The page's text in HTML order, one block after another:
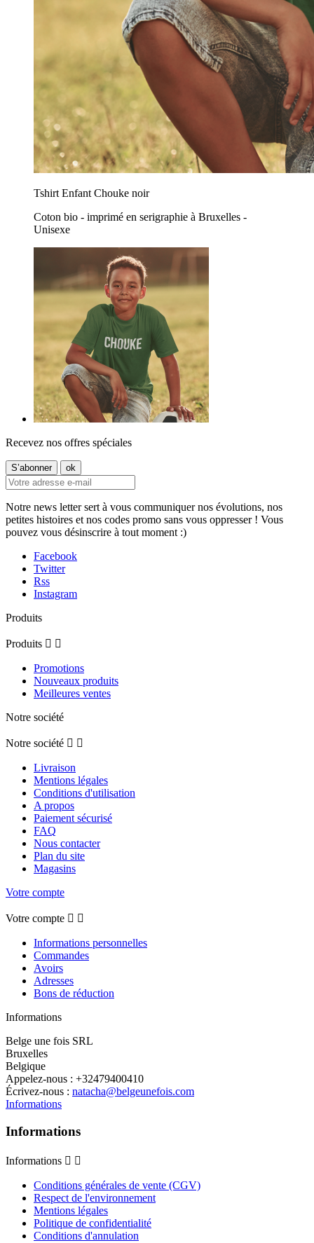
Tshirt Enfant Chouke noir
Coton bio - imprimé en serigraphie à Bruxelles -
Unisexe
Recevez nos offres spéciales
Notre news letter sert à vous communiquer nos évolutions, nos
petites histoires et nos codes promo sans vous oppresser ! Vous
pouvez vous désinscrire à tout moment :)
Facebook
Twitter
Rss
Instagram
Produits
Produits  
Promotions
Nouveaux produits
Meilleures ventes
Notre société
Notre société  
Livraison
Mentions légales
Conditions d'utilisation
A propos
Paiement sécurisé
FAQ
Nous contacter
Plan du site
Magasins
Votre compte
Votre compte  
Informations personnelles
Commandes
Avoirs
Adresses
Bons de réduction
Informations
Belge une fois SRL
Bruxelles
Belgique
Appelez-nous : +32479400410
Écrivez-nous : natacha@belgeunefois.com
Informations
Informations
Informations  
Conditions générales de vente (CGV)
Respect de l'environnement
Mentions légales
Politique de confidentialité
Conditions d'annulation